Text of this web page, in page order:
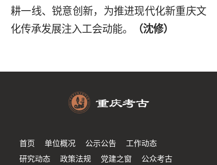
耕一线、锐意创新，为推进现代化新重庆文
化传承发展注入工会动能。
（沈修）
首页 单位概况 公示公告
工作动态
研究动态
政策法规 党建之窗 公众考古